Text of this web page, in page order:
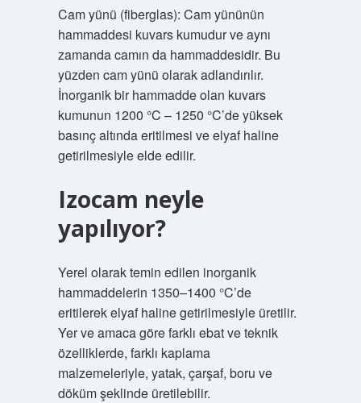
Cam yünü (fiberglas): Cam yününün
hammaddesi kuvars kumudur ve aynı
zamanda camın da hammaddesidir. Bu
yüzden cam yünü olarak adlandırılır.
İnorganik bir hammadde olan kuvars
kumunun 1200 °C – 1250 °C’de yüksek
basınç altında eritilmesi ve elyaf haline
getirilmesiyle elde edilir.
Izocam neyle
yapılıyor?
Yerel olarak temin edilen inorganik
hammaddelerin 1350–1400 °C’de
eritilerek elyaf haline getirilmesiyle üretilir.
Yer ve amaca göre farklı ebat ve teknik
özelliklerde, farklı kaplama
malzemeleriyle, yatak, çarşaf, boru ve
döküm şeklinde üretilebilir.